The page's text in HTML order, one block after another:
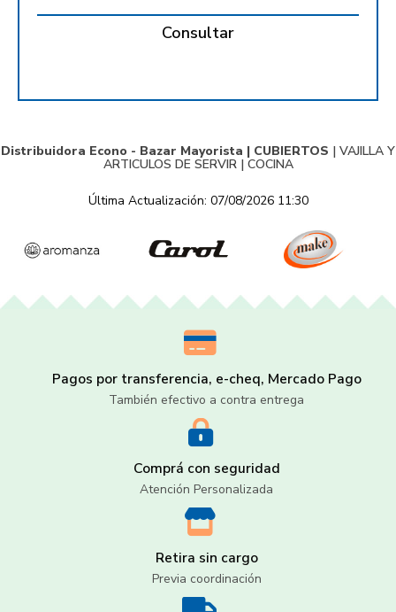
Consultar
Distribuidora Econo - Bazar Mayorista | CUBIERTOS | VAJILLA Y
ARTICULOS DE SERVIR| COCINA
Última Actualización: 07/08/2026 11:30
Pagos por transferencia, e-cheq, Mercado Pago
También efectivo a contra entrega
Comprá con seguridad
Atención Personalizada
Retira sin cargo
Previa coordinación